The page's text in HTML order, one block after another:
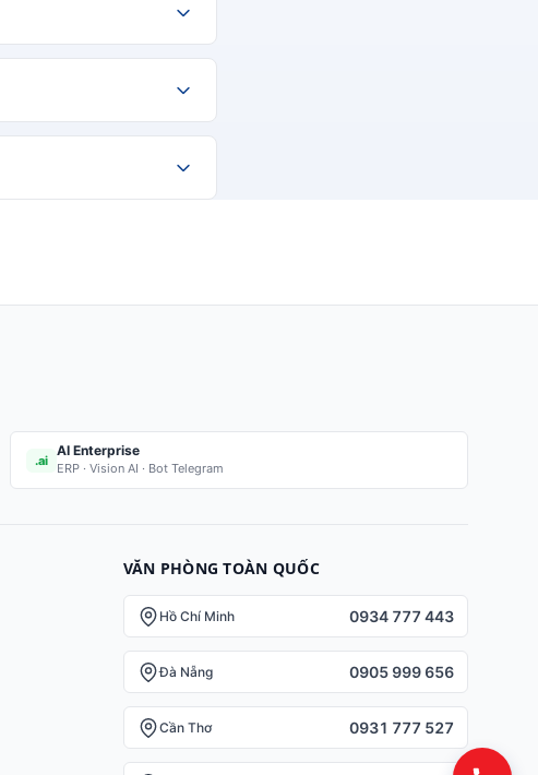
.ai
AI Enterprise
ERP · Vision AI · Bot Telegram
VĂN PHÒNG TOÀN QUỐC
Hồ Chí Minh 0934 777 443
Đà Nẵng 0905 999 656
Cần Thơ 0931 777 527